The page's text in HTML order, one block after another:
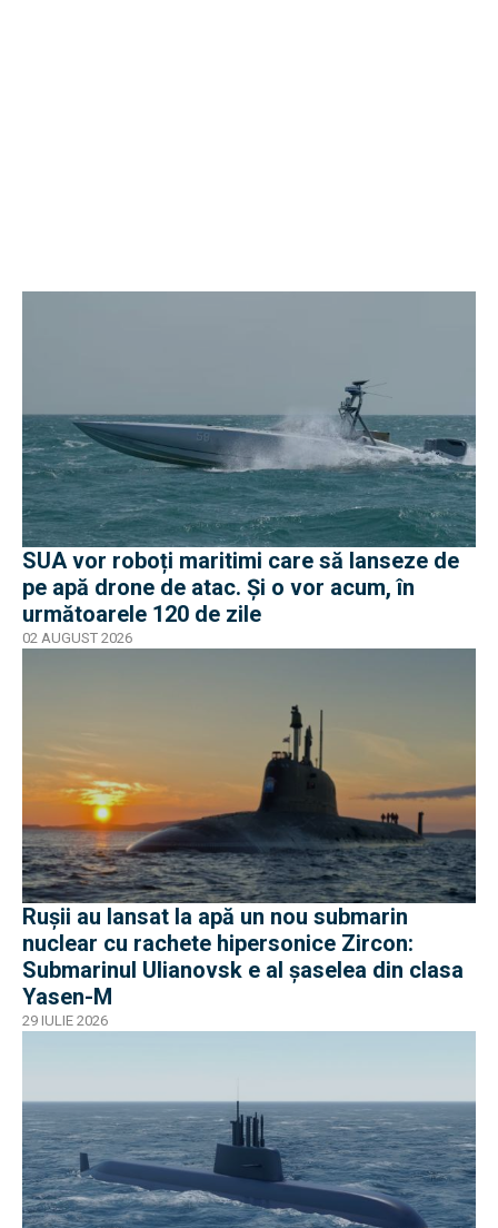
SUA vor roboți maritimi care să lanseze de
pe apă drone de atac. Și o vor acum, în
următoarele 120 de zile
02 AUGUST 2026
Rușii au lansat la apă un nou submarin
nuclear cu rachete hipersonice Zircon:
Submarinul Ulianovsk e al șaselea din clasa
Yasen-M
29 IULIE 2026